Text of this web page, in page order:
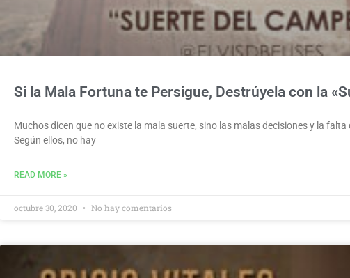
Si la Mala Fortuna te Persigue, Destrúyela con la
Muchos dicen que no existe la mala suerte, sino las malas decisiones y la
Según ellos, no hay
READ MORE »
octubre 30, 2020 No hay comentarios